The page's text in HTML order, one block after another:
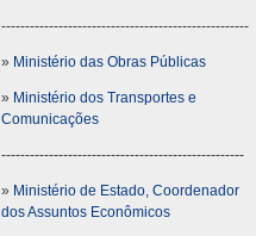
----------------------------------------------------
» Ministério das Obras Públicas
» Ministério dos Transportes e
Comunicações
---------------------------------------------------
» Ministério de Estado, Coordenador
dos Assuntos Econômicos